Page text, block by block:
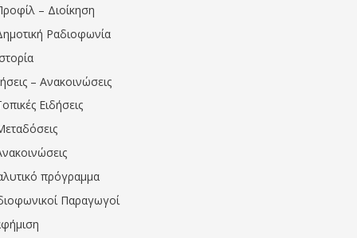
– Διοίκηση
Ραδιοφωνία
– Ανακοινώσεις
Ειδήσεις
πρόγραμμα
Παραγωγοί